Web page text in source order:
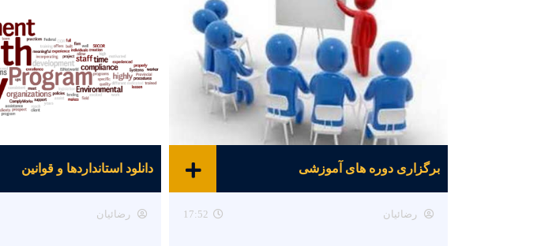
برگزاری دوره های آموزشی
رضائیان 17:52
دانلود استانداردها و قوانین
رضائیان